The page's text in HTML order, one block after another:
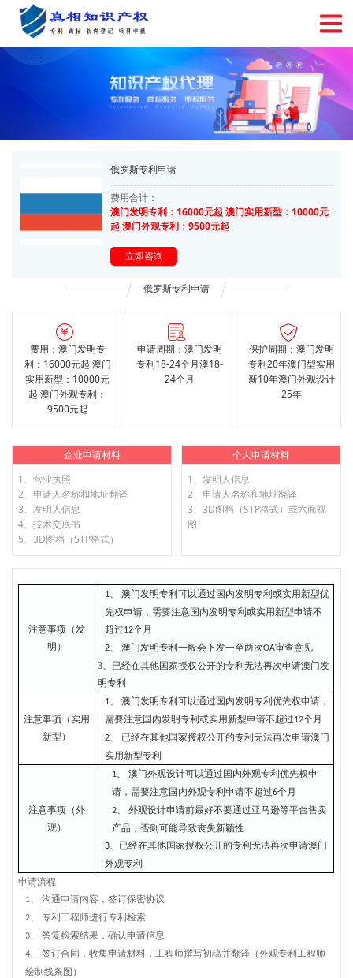
俄罗斯专利申请
费用合计：
澳门发明专利：16000元起 澳门实用新型：10000元
起 澳门外观专利：9500元起
立即咨询
俄罗斯专利申请
费用：澳门发明专
利：16000元起 澳门
实用新型：10000元
起 澳门外观专利：
9500元起
申请周期：澳门发明
专利18-24个月澳18-
24个月
保护周期：澳门发明
专利20年澳门型实用
新10年澳门外观设计
25年
企业申请材料
1、营业执照
2、申请人名称和地址翻译
3、发明人信息
4、技术交底书
5、3D图档（STP格式）
个人申请材料
1、发明人信息
2、申请人名称和地址翻译
3、3D图档（STP格式）或六面视
图
注意事项（发
明）
1、澳门发明专利可以通过国内发明专利或实用新型优
先权申请，需要注意国内发明专利或实用新型申请不
超过12个月
2、澳门发明专利一般会下发一至两次OA审查意见
3 、已经在其他国家授权公开的专利无法再次申请澳门发
明专利
注意事项（实用
新型）
1、澳门发明专利可以通过国内发明专利优先权申请，
需要注意国内发明专利或实用新型申请不超过12个月
2、 已经在其他国家授权公开的专利无法再次申请澳门
实用新型专利
注意事项（外
观）
1、 澳门外观设计可以通过国内外观专利优先权申
请，需要注意国内外观专利申请不超过6个月
2、 外观设计申请前最好不要通过亚马逊等平台售卖
产品，否则可能导致丧失新颖性
3 、已经在其他国家授权公开的专利无法再次申请澳门
外观专利
申请流程
1、沟通申请内容，签订保密协议
2、专利工程师进行专利检索
3、答复检索结果，确认申请信息
4、签订合同，收集申请材料，工程师撰写初稿并翻译（外观专利工程师
绘制线条图）